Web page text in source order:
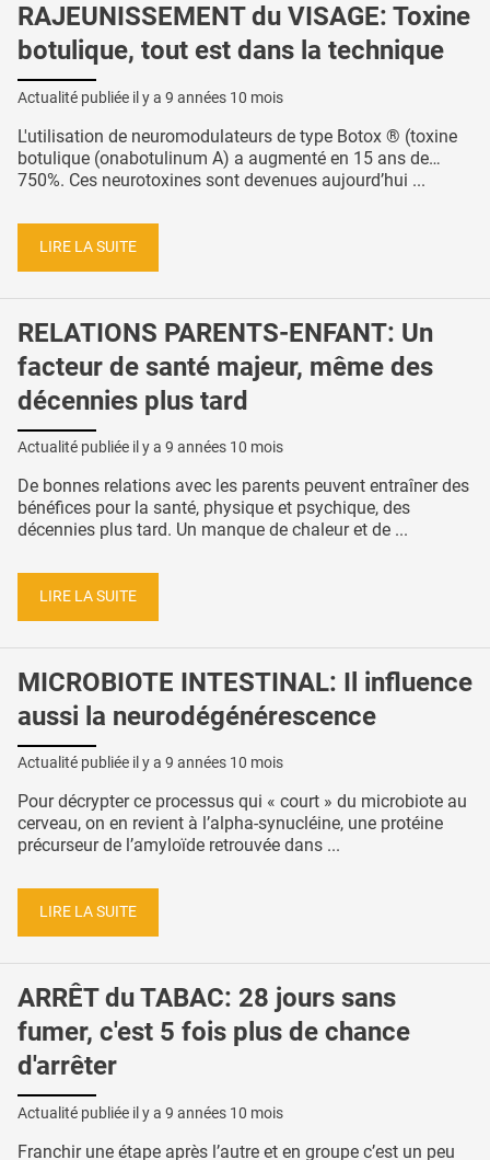
RAJEUNISSEMENT du VISAGE: Toxine
botulique, tout est dans la technique
Actualité publiée il y a 9 années 10 mois
L'utilisation de neuromodulateurs de type Botox ® (toxine
botulique (onabotulinum A) a augmenté en 15 ans de…
750%. Ces neurotoxines sont devenues aujourd’hui ...
LIRE LA SUITE
RELATIONS PARENTS-ENFANT: Un
facteur de santé majeur, même des
décennies plus tard
Actualité publiée il y a 9 années 10 mois
De bonnes relations avec les parents peuvent entraîner des
bénéfices pour la santé, physique et psychique, des
décennies plus tard. Un manque de chaleur et de ...
LIRE LA SUITE
MICROBIOTE INTESTINAL: Il influence
aussi la neurodégénérescence
Actualité publiée il y a 9 années 10 mois
Pour décrypter ce processus qui « court » du microbiote au
cerveau, on en revient à l’alpha-synucléine, une protéine
précurseur de l’amyloïde retrouvée dans ...
LIRE LA SUITE
ARRÊT du TABAC: 28 jours sans
fumer, c'est 5 fois plus de chance
d'arrêter
Actualité publiée il y a 9 années 10 mois
Franchir une étape après l’autre et en groupe c’est un peu